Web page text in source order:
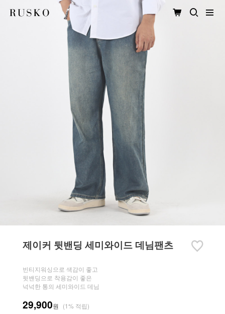
제이커 뒷밴딩 세미와이드 데님팬츠
빈티지워싱으로 색감이 좋고
뒷밴딩으로 착용감이 좋은
넉넉한 통의 세미와이드 데님
29,900원 (1% 적립)